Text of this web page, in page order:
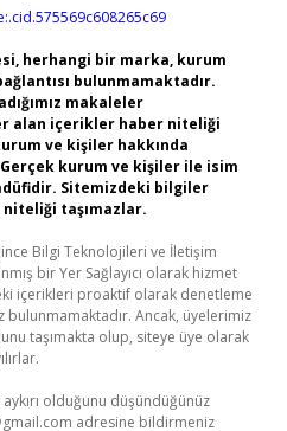
herhangi bir marka, kurum
bulunmamaktadır.
makaleler
alan içerikler haber niteliği
ve kişiler hakkında
kurum ve kişiler ile isim
Sitemizdeki bilgiler
taşımazlar.
Bilgi Teknolojileri ve İletişim
bir Yer Sağlayıcı olarak hizmet
içerikleri proaktif olarak denetleme
bulunmamaktadır. Ancak, üyelerimiz
taşımakta olup, siteye üye olarak
olduğunu düşündüğünüz
adresine bildirmeniz